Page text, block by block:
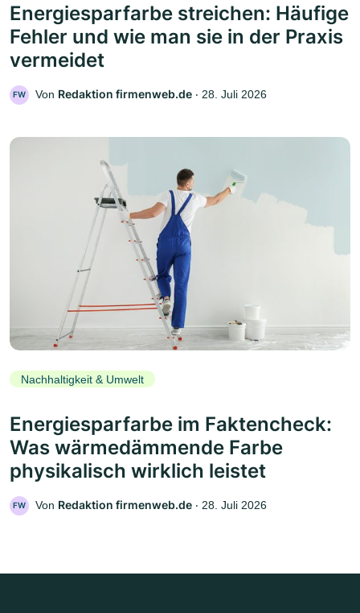
Energiesparfarbe streichen: Häufige
Fehler und wie man sie in der Praxis
vermeidet
FW Von Redaktion firmenweb.de ‧ 28. Juli 2026
Nachhaltigkeit & Umwelt
Energiesparfarbe im Faktencheck:
Was wärmedämmende Farbe
physikalisch wirklich leistet
FW Von Redaktion firmenweb.de ‧ 28. Juli 2026